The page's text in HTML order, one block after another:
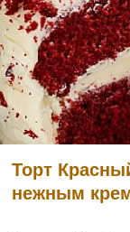
Торт
нежным